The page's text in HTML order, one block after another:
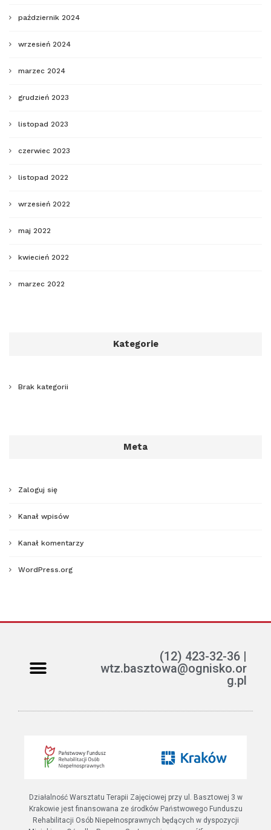
październik 2024
wrzesień 2024
marzec 2024
grudzień 2023
listopad 2023
czerwiec 2023
listopad 2022
wrzesień 2022
maj 2022
kwiecień 2022
marzec 2022
Kategorie
Brak kategorii
Meta
Zaloguj się
Kanał wpisów
Kanał komentarzy
WordPress.org
(12) 423-32-36 |
wtz.basztowa@ognisko.or
g.pl
Działalność Warsztatu Terapii Zajęciowej przy ul. Basztowej 3 w
Krakowie jest finansowana ze środków Państwowego Funduszu
Rehabilitacji Osób Niepełnosprawnych będących w dyspozycji